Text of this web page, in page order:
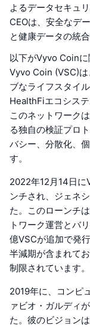
よるデータセキュ
CEOは、安全なデ
と健康データの統
以下がVyvo Coinに
Vyvo Coin (VSC)は
ブなライフスタイ
HealthFiエコシス
このネットワーク
る独自の検証プロ
バシー、分散化、
す。
2022年12月14日
ンチされ、ジェネ
た。このローンチ
トワーク運営とバ
億VSCが追加で発
半減期が含まれて
制限されています。
2019年に、コンピ
ァビオ・ガルディ
た。彼のビジョン